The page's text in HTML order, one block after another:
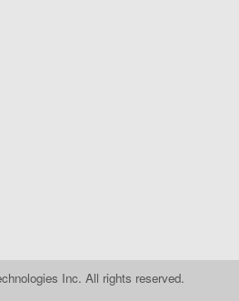
Inc. All rights reserved.